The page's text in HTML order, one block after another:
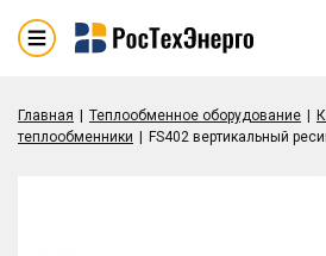
Главная Теплообменное оборудование
теплообменники
FS402 вертикальный